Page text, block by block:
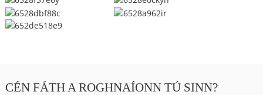
CÉN FÁTH A ROGHNAÍONN TÚ SINN?